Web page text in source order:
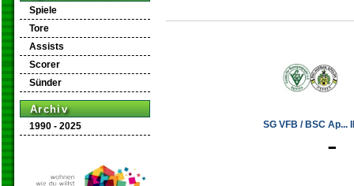
Spiele
Tore
Assists
Scorer
Sünder
Archiv
1990 - 2025 SG VFB / BSC Ap...
-